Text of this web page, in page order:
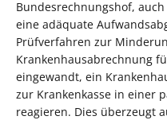
Bundesrechnungshof,
eine adäquate
Prüfverfahren zur
Krankenhausabrechnung
eingewandt, ein
zur Krankenkasse in einer
reagieren. Dies überzeugt